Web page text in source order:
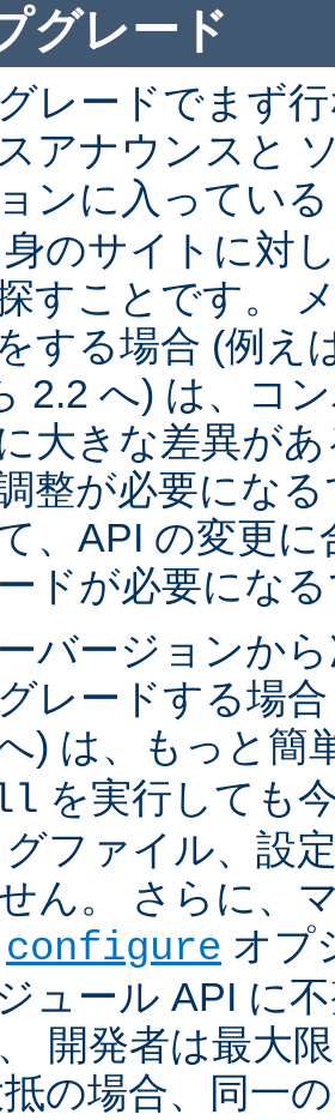
グレード
レードでまず
アナウンスと
ンに入ってい
のサイトに対
すことです。
する場合 (例え
2.2 へ) は、コ
大きな差異が
整が必要にな
、API の変更
ドが必要にな
バージョンか
レードする場
) は、もっと簡
を実行しても
グファイル、設
ん。 さらに、
configure オプ
ュール API に
開発者は最大
の場合、同一